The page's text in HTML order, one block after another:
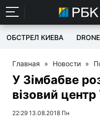
ОБСТРЕЛ КИЕВА
Главная » Новости »
У Зімбабве
візовий центр
22:29 13.08.2018 Пн